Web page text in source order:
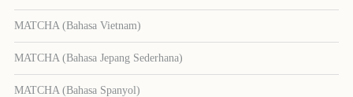
MATCHA (Bahasa Vietnam)
MATCHA (Bahasa Jepang Sederhana)
MATCHA (Bahasa Spanyol)